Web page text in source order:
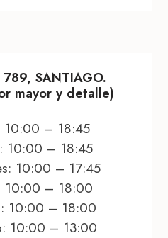
789, SANTIAGO.
mayor y detalle)
10:00 – 18:45
10:00 – 18:45
10:00 – 17:45
10:00 – 18:00
10:00 – 18:00
10:00 – 13:00